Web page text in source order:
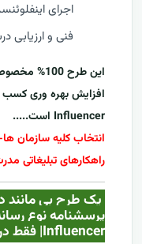
فنی و ارزیابی
این طرح
افزایش بهره وری کسب
Influencer است.....
انتخاب کلیه سازمان
راهکارهای تبلیغاتی
پرسشنامه نوع
Influencer| فقط در کازيو